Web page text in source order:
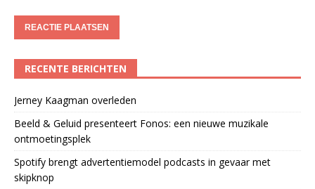
RECENTE BERICHTEN
Jerney Kaagman overleden
Beeld & Geluid presenteert Fonos: een nieuwe muzikale
ontmoetingsplek
Spotify brengt advertentiemodel podcasts in gevaar met
skipknop